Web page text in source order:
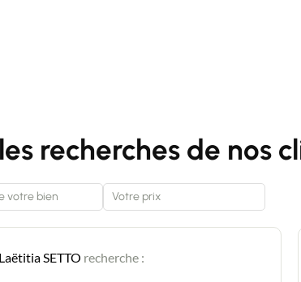
recherches de nos
SETTO recherche :